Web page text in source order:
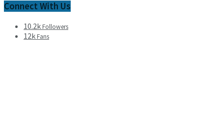
Connect With Us
10.2kFollowers
12kFans